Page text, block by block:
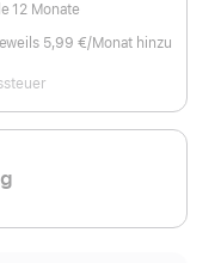
12 Monate
5,99 €/Monat hinzu